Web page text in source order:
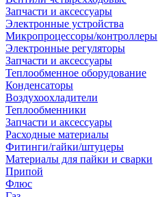
Запчасти и аксессуары
Электронные устройства
Микропроцессоры/контроллеры
Электронные регуляторы
Запчасти и аксессуары
Теплообменное оборудование
Конденсаторы
Воздухоохладители
Теплообменники
Запчасти и аксессуары
Расходные материалы
Фитинги/гайки/штуцеры
Материалы для пайки и сварки
Припой
Флюс